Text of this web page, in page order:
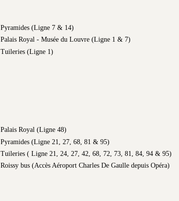
Pyramides (Ligne 7 & 14)
Palais Royal - Musée du Louvre (Ligne 1 & 7)
Tuileries (Ligne 1)
Palais Royal (Ligne 48)
Pyramides (Ligne 21, 27, 68, 81 & 95)
Tuileries ( Ligne 21, 24, 27, 42, 68, 72, 73, 81, 84, 94 & 95)
Roissy bus (Accès Aéroport Charles De Gaulle depuis Opéra)